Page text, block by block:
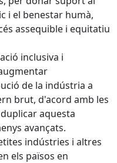
i el benestar humà,
assequible i equitatiu
inclusiva i
de la indústria a
brut, d'acord amb les
aquesta
avançats.
indústries i altres
els països en